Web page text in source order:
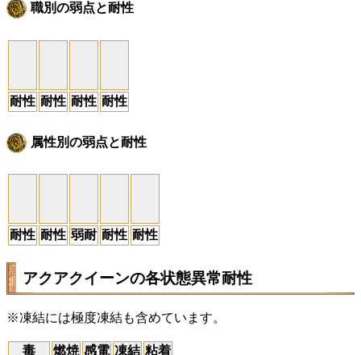
職別の弱点と耐性
耐性 耐性 耐性 耐性
属性別の弱点と耐性
耐性 耐性 弱耐 耐性 耐性
アクアクイーンの各状態異常耐性
※凍結には極度凍結も含めています。
毒 燃焼 感電 凍結 粘着